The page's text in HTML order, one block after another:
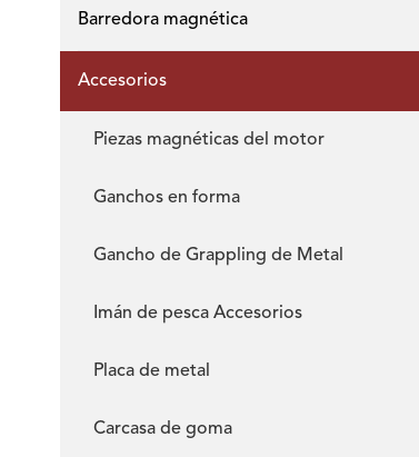
Barredora magnética
Accesorios
Piezas magnéticas del motor
Ganchos en forma
Gancho de Grappling de Metal
Imán de pesca Accesorios
Placa de metal
Carcasa de goma